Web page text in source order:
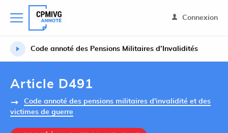
Connexion
Code annoté des Pensions Militaires d’Invalidités
Article D491
Code annoté des pensions militaires d'invalidité et des
victimes de guerre